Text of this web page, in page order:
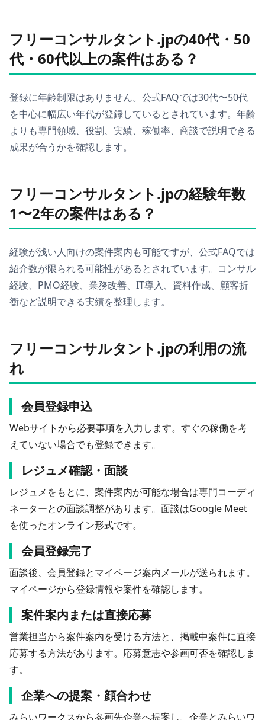
フリーコンサルタント.jpの40代・50
代・60代以上の案件はある？
登録に年齢制限はありません。公式FAQでは30代〜50代
を中心に幅広い年代が登録しているとされています。年齢
よりも専門領域、役割、実績、稼働率、商談で説明できる
成果が合うかを確認します。
フリーコンサルタント.jpの経験年数
1〜2年の案件はある？
経験が浅い人向けの案件案内も可能ですが、公式FAQでは
紹介数が限られる可能性があるとされています。コンサル
経験、PMO経験、業務改善、IT導入、資料作成、顧客折
衝など説明できる実績を整理します。
フリーコンサルタント.jpの利用の流
れ
会員登録申込
Webサイトから必要事項を入力します。すぐの稼働を考
えていない場合でも登録できます。
レジュメ確認・面談
レジュメをもとに、案件案内が可能な場合は専門コーディ
ネーターとの面談調整があります。面談はGoogle Meet
を使ったオンライン形式です。
会員登録完了
面談後、会員登録とマイページ案内メールが送られます。
マイページから登録情報や案件を確認します。
案件案内または直接応募
営業担当から案件案内を受ける方法と、掲載中案件に直接
応募する方法があります。応募意志や参画可否を確認しま
す。
企業への提案・顔合わせ
みらいワークスから参画先企業へ提案し、企業とみらいワ